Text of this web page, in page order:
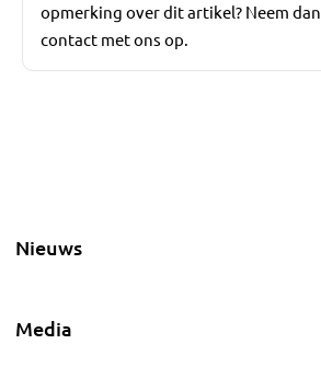
opmerking over dit artikel? Neem dan
contact met ons op.
Nieuws
Media